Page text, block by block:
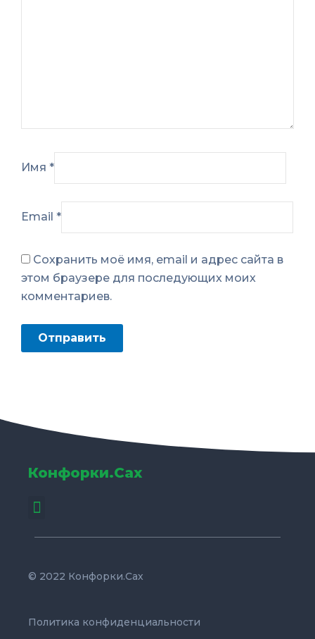
Имя *
Email *
Сохранить моё имя, email и адрес сайта в
этом браузере для последующих моих
комментариев.
Конфорки.Сах
Menu
© 2022 Конфорки.Сах
Политика конфиденциальности